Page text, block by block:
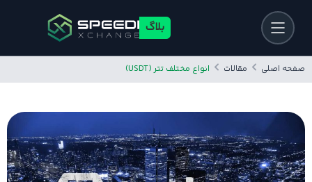
بلاگ
صفحه اصلی مقالات انواع مختلف تتر (USDT)